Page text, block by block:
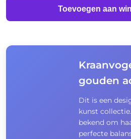
achtergrond
aantal
Toevoegen aan
gouden
Dit is een
kunst
bekend om
perfecte